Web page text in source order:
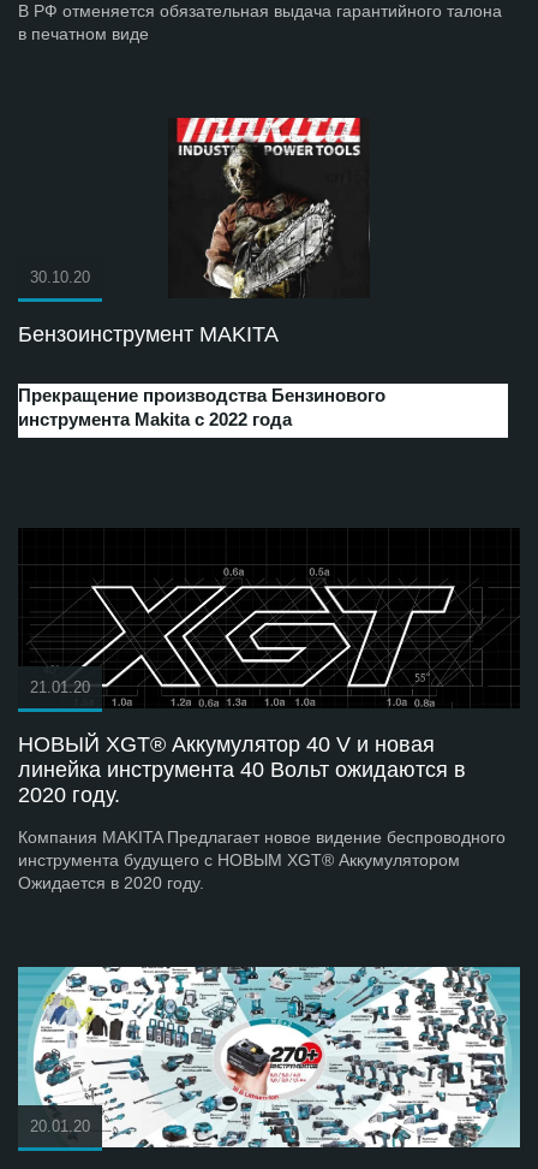
В РФ отменяется обязательная выдача гарантийного талона
в печатном виде
30.10.20
Бензоинструмент MAKITA
Прекращение производства Бензинового
инструмента Makita с 2022 года
21.01.20
НОВЫЙ XGT® Аккумулятор 40 V и новая
линейка инструмента 40 Вольт ожидаются в
2020 году.
Компания MAKITA Предлагает новое видение беспроводного
инструмента будущего с НОВЫМ XGT® Аккумулятором
Ожидается в 2020 году.
20.01.20